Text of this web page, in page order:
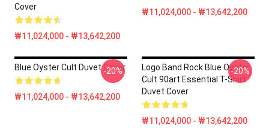
Cover
₩11,024,000 - ₩13,642,200
₩11,024,000 - ₩13,642,200
Blue Oyster Cult Duvet Cover
₩11,024,000 - ₩13,642,200
-20%
Logo Band Rock Blue Oyster
Cult 90art Essential T-Shirt
Duvet Cover
₩11,024,000 - ₩13,642,200
-20%